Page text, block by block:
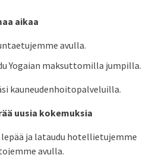
aikaa
avulla.
Yogaian maksuttomilla jumpilla.
kauneudenhoitopalveluilla.
uusia kokemuksia
ja lataudu hotellietujemme
avulla.